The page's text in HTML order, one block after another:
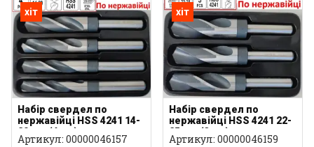
хіт
Набір свердел по
нержавійці HSS 4241 14-
20 мм (4 шт)
Артикул: 00000046157
хіт
Набір свердел по
нержавійці HSS 4241 22-
25 мм (3 шт)
Артикул: 00000046159